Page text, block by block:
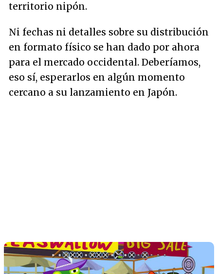
territorio nipón.
Ni fechas ni detalles sobre su distribución
en formato físico se han dado por ahora
para el mercado occidental. Deberíamos,
eso sí, esperarlos en algún momento
cercano a su lanzamiento en Japón.